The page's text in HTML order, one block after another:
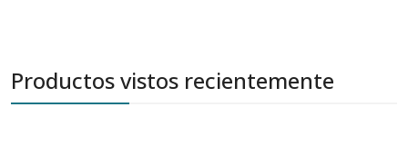
Productos vistos recientemente